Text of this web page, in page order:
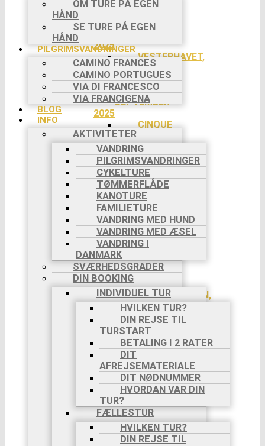
OM TURE PÅ EGEN
HÅND
SE TURE PÅ EGEN
HÅND
PILGRIMSVANDRINGER
CAMINO FRANCES
CAMINO PORTUGUES
VIA DI FRANCESCO
VIA FRANCIGENA
BLOG
INFO
AKTIVITETER
VANDRING
PILGRIMSVANDRINGER
CYKELTURE
TØMMERFLÅDE
KANOTURE
FAMILIETURE
VANDRING MED HUND
VANDRING MED ÆSEL
VANDRING I
DANMARK
SVÆRHEDSGRADER
DIN BOOKING
INDIVIDUEL TUR
HVILKEN TUR?
DIN REJSE TIL
TURSTART
BETALING I 2 RATER
DIT
AFREJSEMATERIALE
DIT NØDNUMMER
HVORDAN VAR DIN
TUR?
FÆLLESTUR
HVILKEN TUR?
DIN REJSE TIL
18/7-
26/7
AUGUST
2025
VESTERHAVET,
3 DAGE,
29/8-
31/8
SEPTEMBER
2025
CINQUE
TERRE, 8
DAGE, 5/9-
12/9
CAMINO
FRANCES,
8 DAGE,
6/9-13/9
CAMINO
FRANCES,
8 DAGE,
20/9-
27/9
OKTOBER
2025
AMALFIKYSTEN,
8 DAGE,
18/10-
25/10
TURE PÅ EGEN HÅND
OM TURE PÅ
EGEN HÅND
SE TURE PÅ
EGEN HÅND
PILGRIMSVANDRINGER
CAMINO
FRANCES
CAMINO
PORTUGUES